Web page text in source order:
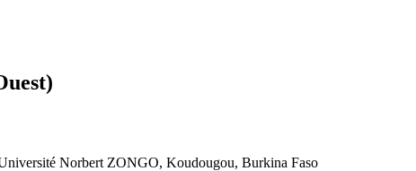
Norbert ZONGO, Koudougou, Burkina Faso